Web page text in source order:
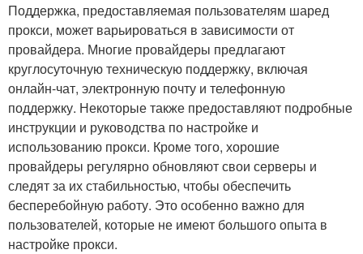
Поддержка, предоставляемая пользователям шаред
прокси, может варьироваться в зависимости от
провайдера. Многие провайдеры предлагают
круглосуточную техническую поддержку, включая
онлайн-чат, электронную почту и телефонную
поддержку. Некоторые также предоставляют подробные
инструкции и руководства по настройке и
использованию прокси. Кроме того, хорошие
провайдеры регулярно обновляют свои серверы и
следят за их стабильностью, чтобы обеспечить
бесперебойную работу. Это особенно важно для
пользователей, которые не имеют большого опыта в
настройке прокси.